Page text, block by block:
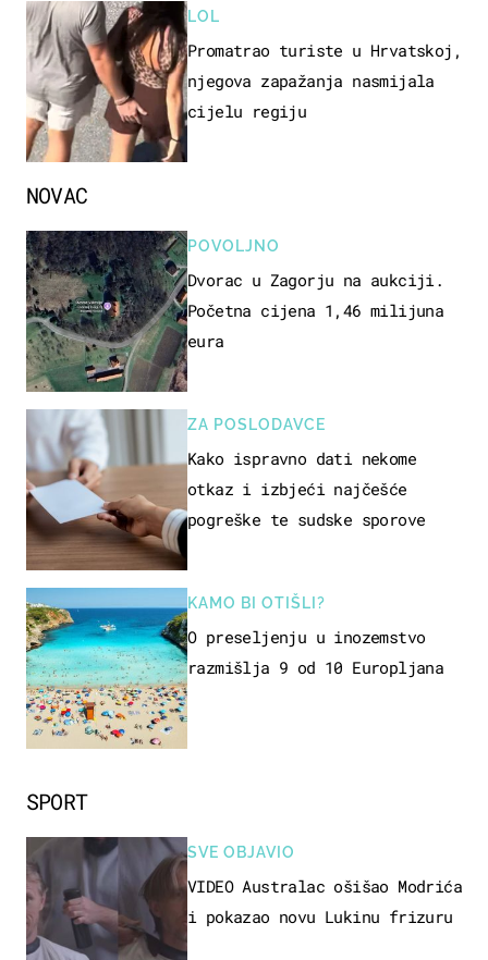
LOL
Promatrao turiste u Hrvatskoj,
njegova zapažanja nasmijala
cijelu regiju
SPORT
SVE OBJAVIO
VIDEO Australac ošišao Modrića
i pokazao novu Lukinu frizuru
NOVAC
POVOLJNO
Dvorac u Zagorju na aukciji.
Početna cijena 1,46 milijuna
eura
ZA POSLODAVCE
Kako ispravno dati nekome
otkaz i izbjeći najčešće
pogreške te sudske sporove
KAMO BI OTIŠLI?
O preseljenju u inozemstvo
razmišlja 9 od 10 Europljana